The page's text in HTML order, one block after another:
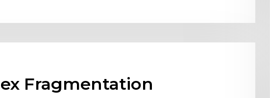
Fragmentation